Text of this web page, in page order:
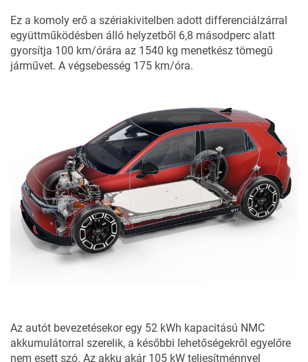
Ez a komoly erő a szériakivitelben adott differenciálzárral
együttműködésben álló helyzetből 6,8 másodperc alatt
gyorsítja 100 km/órára az 1540 kg menetkész tömegű
járművet. A végsebesség 175 km/óra.
Az autót bevezetésekor egy 52 kWh kapacitású NMC
akkumulátorral szerelik, a későbbi lehetőségekről egyelőre
nem esett szó. Az akku akár 105 kW teljesítménnyel